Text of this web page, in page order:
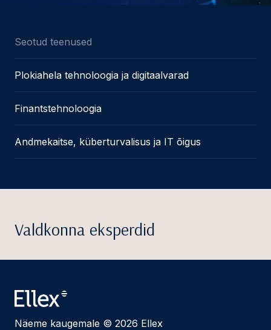
Seotud teenused
Plokiahela tehnoloogia ja digitaalvarad
Finantstehnoloogia
Andmekaitse, küberturvalisus ja IT õigus
Valdkonna eksperdid
Näeme kaugemale © 2026 Ellex